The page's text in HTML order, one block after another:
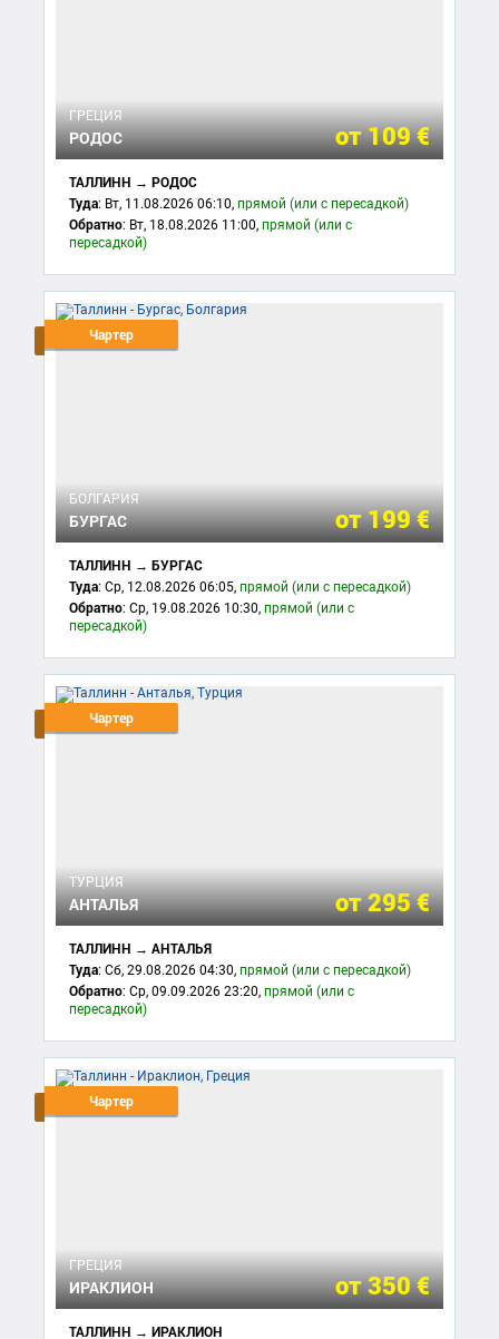
ГРЕЦИЯ
РОДОС от109 €
ТАЛЛИНН → РОДОС
Туда: Вт, 11.08.2026 06:10, прямой (или с пересадкой)
Обратно: Вт, 18.08.2026 11:00, прямой (или с
пересадкой)
Чартер
БОЛГАРИЯ
БУРГАС от199 €
ТАЛЛИНН → БУРГАС
Туда: Ср, 12.08.2026 06:05, прямой (или с пересадкой)
Обратно: Ср, 19.08.2026 10:30, прямой (или с
пересадкой)
Чартер
ТУРЦИЯ
АНТАЛЬЯ от295 €
ТАЛЛИНН → АНТАЛЬЯ
Туда: Сб, 29.08.2026 04:30, прямой (или с пересадкой)
Обратно: Ср, 09.09.2026 23:20, прямой (или с
пересадкой)
Чартер
ГРЕЦИЯ
ИРАКЛИОН от350 €
ТАЛЛИНН → ИРАКЛИОН